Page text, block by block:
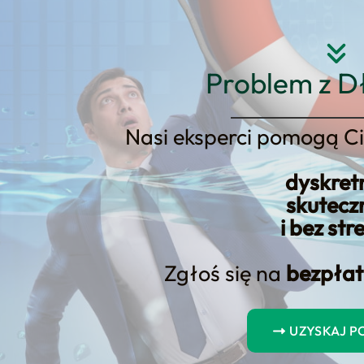
Problem z
Nasi eksperci pomogą
i bez
Zgłoś się na
UZYSKAJ
Strona główna O nas
sposobów na uniknięcie